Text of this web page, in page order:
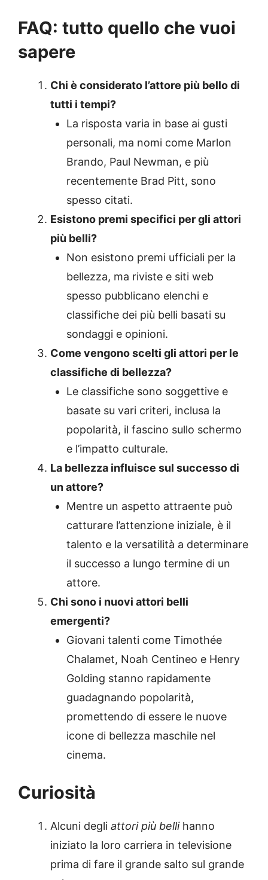
FAQ: tutto quello che vuoi
sapere
Chi è considerato l’attore più bello di
tutti i tempi?
La risposta varia in base ai gusti
personali, ma nomi come Marlon
Brando, Paul Newman, e più
recentemente Brad Pitt, sono
spesso citati.
Esistono premi specifici per gli attori
più belli?
Non esistono premi ufficiali per la
bellezza, ma riviste e siti web
spesso pubblicano elenchi e
classifiche dei più belli basati su
sondaggi e opinioni.
Come vengono scelti gli attori per le
classifiche di bellezza?
Le classifiche sono soggettive e
basate su vari criteri, inclusa la
popolarità, il fascino sullo schermo
e l’impatto culturale.
La bellezza influisce sul successo di
un attore?
Mentre un aspetto attraente può
catturare l’attenzione iniziale, è il
talento e la versatilità a determinare
il successo a lungo termine di un
attore.
Chi sono i nuovi attori belli
emergenti?
Giovani talenti come Timothée
Chalamet, Noah Centineo e Henry
Golding stanno rapidamente
guadagnando popolarità,
promettendo di essere le nuove
icone di bellezza maschile nel
cinema.
Curiosità
Alcuni degli attori più bellihanno
iniziato la loro carriera in televisione
prima di fare il grande salto sul grande